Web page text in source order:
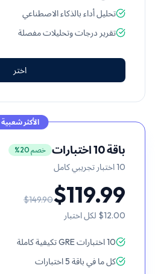
تحليل أداء بالذكاء الاصطناعي
تقرير درجات وتحليلات مفصلة
اختر
الأكثر شعبية
باقة 10 اختبارات خصم 20%
10اختبار تجريبي كامل
$119.99
$149.90
$12.00 لكل اختبار
10 اختبارات GRE تكيفية كاملة
كل ما في باقة 5 اختبارات